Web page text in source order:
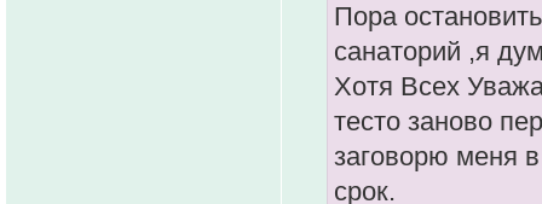
Пора
санаторий ,я
Хотя Всех
тесто заново
заговорю меня
срок.